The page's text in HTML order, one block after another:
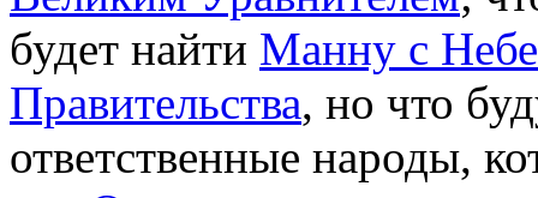
будет найти Манну с
Правительства, но что
ответственные народы,